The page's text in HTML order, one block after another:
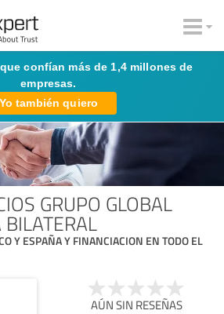
confían más de 1,4 millones de
empresas.
Yo también quiero
GRUPO GLOBAL
Y ESPAÑA Y FINANCIACION EN TODO EL
AÚN SIN RESEÑAS